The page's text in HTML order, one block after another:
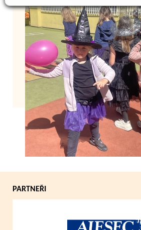
PARTNEŘI